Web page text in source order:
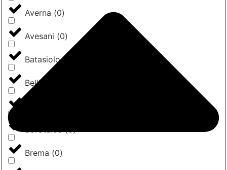
Averna (0)
Avesani (0)
Batasiolo(
Belli
Brema (0)